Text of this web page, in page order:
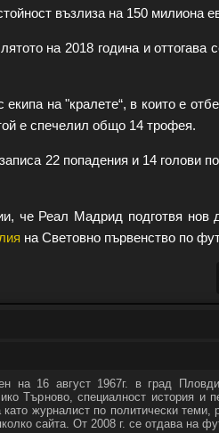
възлиза на 150 милиона
на 2018 година и оттогава
на "кралете“, в които е
е спечелил общо 14 трофея.
22 попадения и 14 голови
че Реал Мадрид подготвя нов
на Световно първенство по
на 16 август 1967г. в град
Търново, специалност история и
журналист по политически теми,
сайта. От 2008 г. се отдава на